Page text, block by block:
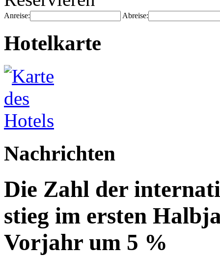
Anreise: Abreise:
Hotelkarte
Nachrichten
Die Zahl der
stieg im ersten
Vorjahr um 5 %